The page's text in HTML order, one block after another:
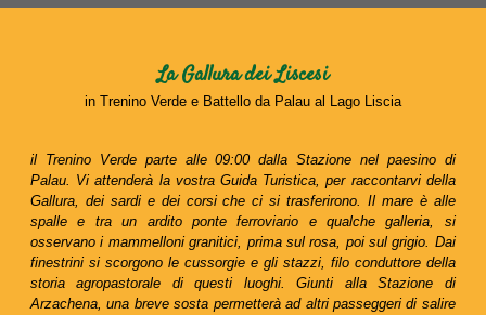
La Gallura dei Liscesi
in Trenino Verde e Battello da Palau al Lago Liscia
il Trenino Verde parte alle 09:00 dalla Stazione nel paesino di
Palau. Vi attenderà la vostra Guida Turistica, per raccontarvi della
Gallura, dei sardi e dei corsi che ci si trasferirono. Il mare è alle
spalle e tra un ardito ponte ferroviario e qualche galleria, si
osservano i mammelloni granitici, prima sul rosa, poi sul grigio. Dai
finestrini si scorgono le cussorgie e gli stazzi, filo conduttore della
storia agropastorale di questi luoghi. Giunti alla Stazione di
Arzachena, una breve sosta permetterà ad altri passeggeri di salire